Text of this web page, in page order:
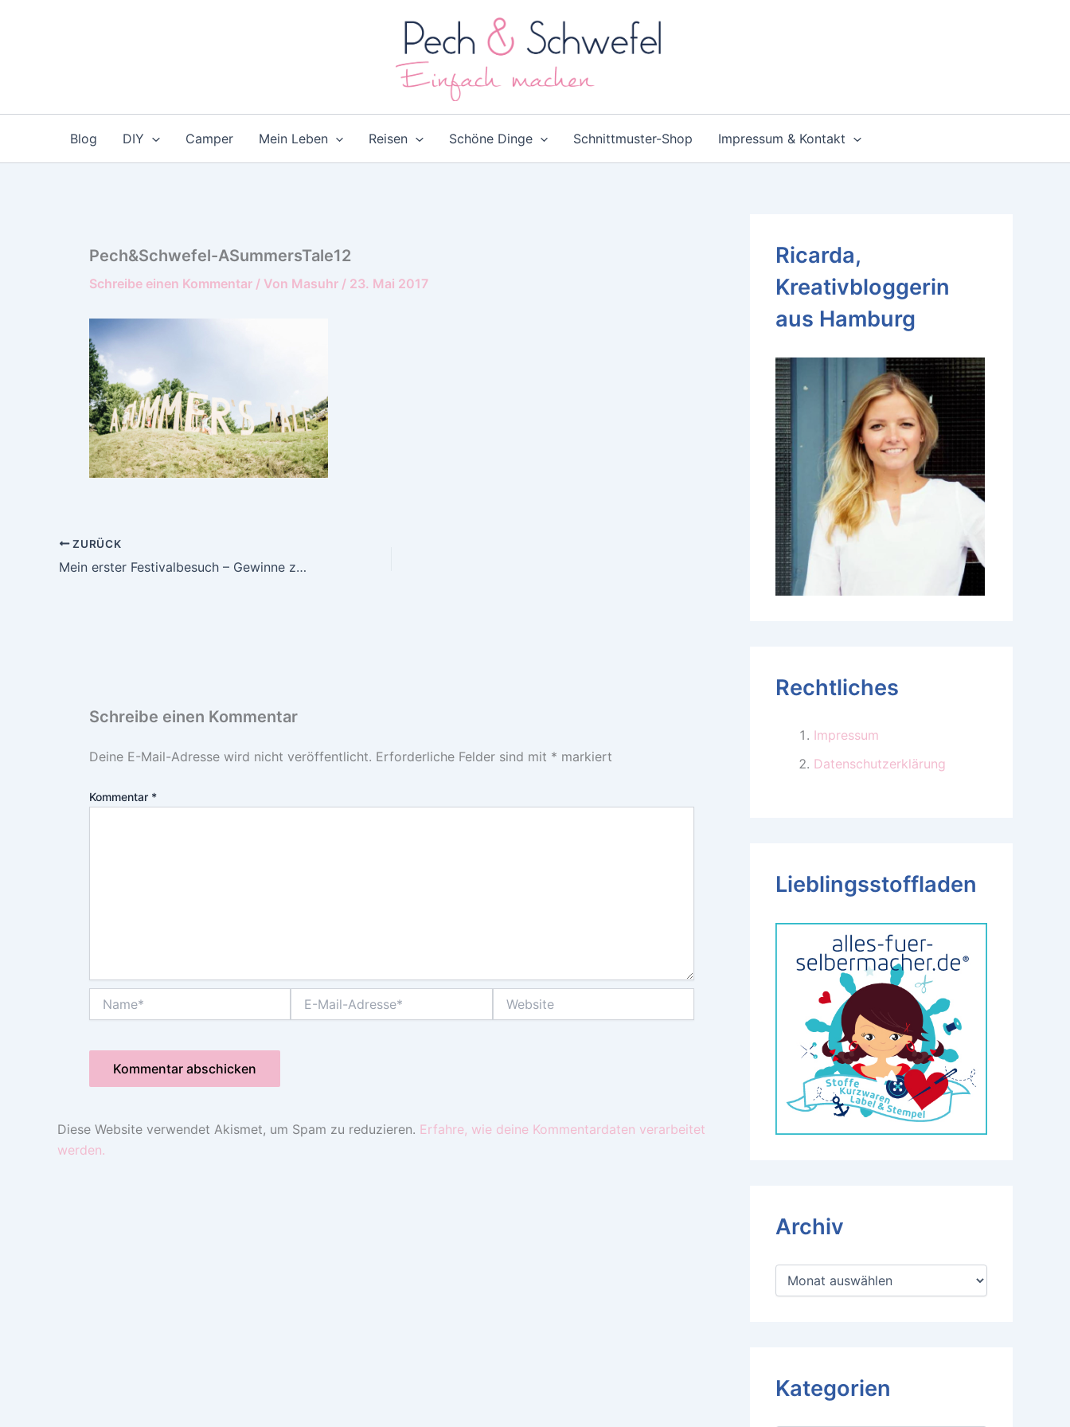
Blog DIY Camper Mein Leben Reisen Schöne Dinge Schnittmuster-Shop Impressum & Kontakt
Pech&Schwefel-ASummersTale12
Schreibe einen Kommentar / Von Masuhr / 23. Mai 2017
ZURÜCK
Mein erster Festivalbesuch – Gewinne zwei Tickets für das A Summer’s Tale Festival
Schreibe einen Kommentar
Deine E-Mail-Adresse wird nicht veröffentlicht. Erforderliche Felder sind mit * markiert
Kommentar *
Mail-
Diese Website verwendet Akismet, um Spam zu reduzieren. Erfahre, wie deine Kommentardaten verarbeitet
werden.
Ricarda,
Kreativbloggerin
aus Hamburg
Rechtliches
Impressum
Datenschutzerklärung
Lieblingsstoffladen
Archiv
A
Kategorien